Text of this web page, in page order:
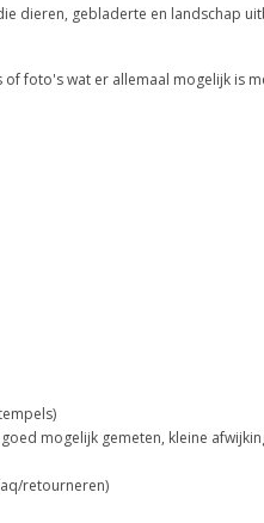
dieren, gebladerte en landschap
foto's wat er allemaal mogelijk is
mogelijk gemeten, kleine
retourneren)